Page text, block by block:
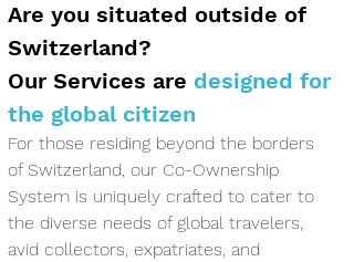
Are you situated outside of
Switzerland?
Our Services are designed for
the global citizen
For those residing beyond the borders
of Switzerland, our Co-Ownership
System is uniquely crafted to cater to
the diverse needs of global travelers,
avid collectors, expatriates, and